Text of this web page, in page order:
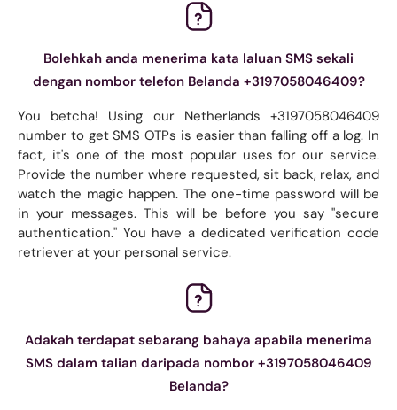
Bolehkah anda menerima kata laluan SMS sekali
dengan nombor telefon Belanda +3197058046409?
You betcha! Using our Netherlands +3197058046409
number to get SMS OTPs is easier than falling off a log. In
fact, it's one of the most popular uses for our service.
Provide the number where requested, sit back, relax, and
watch the magic happen. The one-time password will be
in your messages. This will be before you say "secure
authentication." You have a dedicated verification code
retriever at your personal service.
Adakah terdapat sebarang bahaya apabila menerima
SMS dalam talian daripada nombor +3197058046409
Belanda?